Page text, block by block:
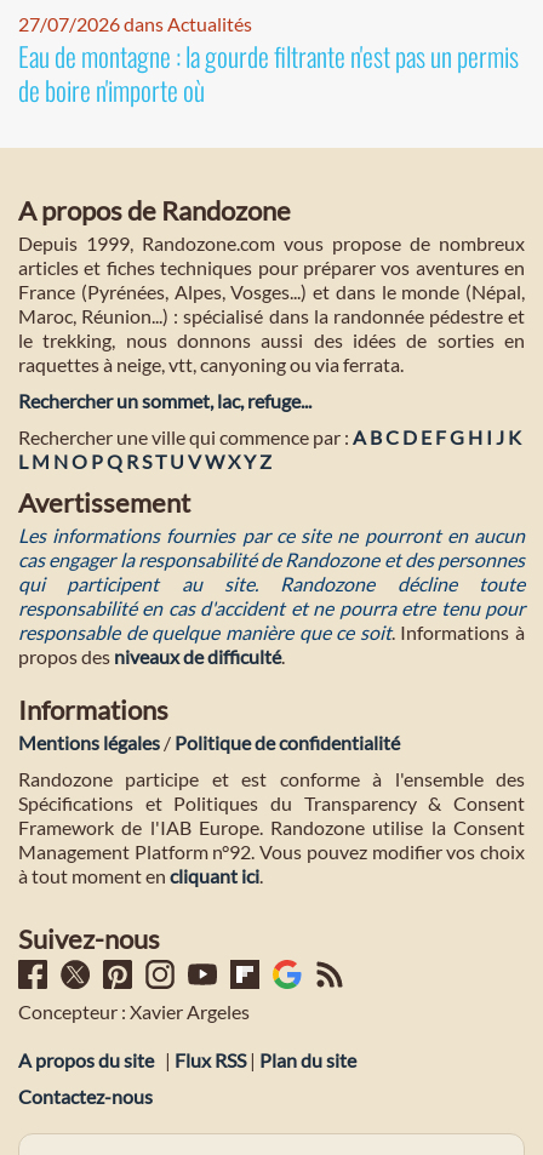
27/07/2026 dans Actualités
Eau de montagne : la gourde filtrante n'est pas un permis
de boire n'importe où
A propos de Randozone
Depuis 1999, Randozone.com vous propose de nombreux
articles et fiches techniques pour préparer vos aventures en
France (Pyrénées, Alpes, Vosges...) et dans le monde (Népal,
Maroc, Réunion...) : spécialisé dans la randonnée pédestre et
le trekking, nous donnons aussi des idées de sorties en
raquettes à neige, vtt, canyoning ou via ferrata.
Rechercher un sommet, lac, refuge...
Rechercher une ville qui commence par : A BC D E FG H I J K
L M NO PQ RST U VWXYZ
Avertissement
Les informations fournies par ce site ne pourront en aucun
cas engager la responsabilité de Randozone et des personnes
qui participent au site. Randozone décline toute
responsabilité en cas d'accident et ne pourra etre tenu pour
responsable de quelque manière que ce soit. Informations à
propos des niveaux de difficulté.
Informations
Mentions légales / Politique de confidentialité
Randozone participe et est conforme à l'ensemble des
Spécifications et Politiques du Transparency & Consent
Framework de l'IAB Europe. Randozone utilise la Consent
Management Platform n°92. Vous pouvez modifier vos choix
à tout moment en cliquant ici.
Suivez-nous
Concepteur : Xavier Argeles
A propos du site | Flux RSS| Plan du site
Contactez-nous